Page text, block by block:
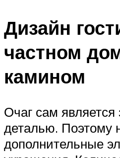
Дизайн
частном
камином
Очаг сам является
деталью. Поэтому
дополнительные